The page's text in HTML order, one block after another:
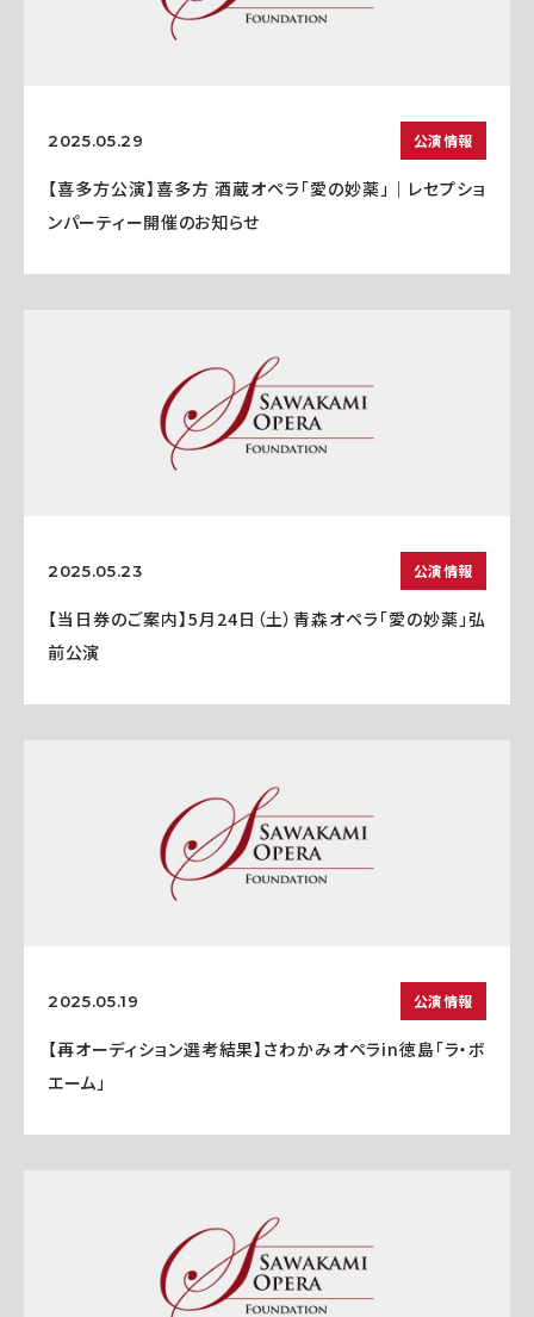
2025.05.29 公演情報
【喜多方公演】喜多方 酒蔵オペラ「愛の妙薬」｜レセプショ
ンパーティー開催のお知らせ
2025.05.23 公演情報
【当日券のご案内】5月24日（土）青森オペラ「愛の妙薬」弘
前公演
2025.05.19 公演情報
【再オーディション選考結果】さわかみオペラin徳島「ラ・ボ
エーム」